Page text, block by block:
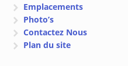
Emplacements
Photo’s
Contactez Nous
Plan du site